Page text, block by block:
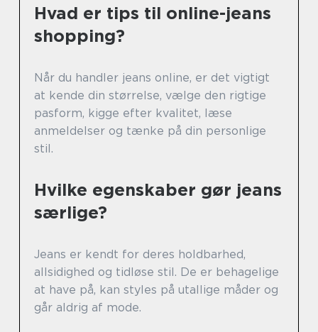
Hvad er tips til online-jeans
shopping?
Når du handler jeans online, er det vigtigt
at kende din størrelse, vælge den rigtige
pasform, kigge efter kvalitet, læse
anmeldelser og tænke på din personlige
stil.
Hvilke egenskaber gør jeans
særlige?
Jeans er kendt for deres holdbarhed,
allsidighed og tidløse stil. De er behagelige
at have på, kan styles på utallige måder og
går aldrig af mode.